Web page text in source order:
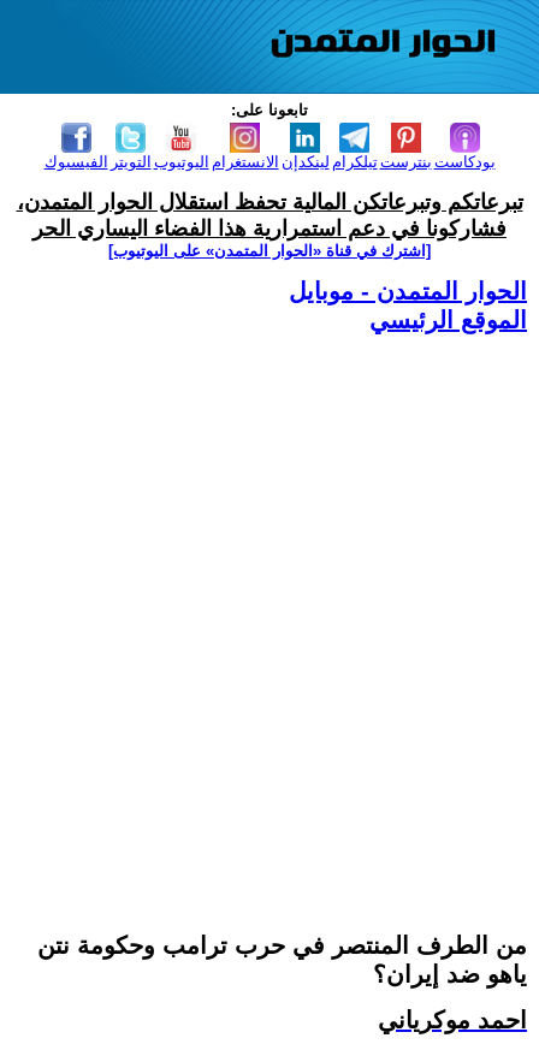
تابعونا على:
الفيسبوك التويتر اليوتيوب الانستغرام لينكدإن تيلكرامبنترست بودكاست
تبرعاتكم وتبرعاتكن المالية تحفظ استقلال الحوار المتمدن،
فشاركونا في دعم استمرارية هذا الفضاء اليساري الحر
[اشترك في قناة ‫«الحوار المتمدن» على اليوتيوب]
الحوار المتمدن - موبايل
الموقع الرئيسي
من الطرف المنتصر في حرب ترامب وحكومة نتن
ياهو ضد إيران؟
احمد موكرياني